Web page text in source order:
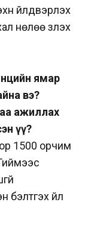
үйлдвэрлэх
нөлөө үзүүлэх
ямар
вэ?
ажиллах
үү?
1500 орчим
бэлтгэх үйл